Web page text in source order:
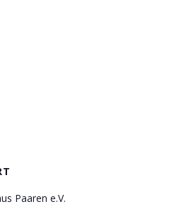
Paaren e.V.